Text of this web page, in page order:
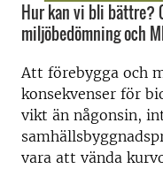
Hur kan vi bli bättre?
miljöbedömning och
Att förebygga och
konsekvenser för
vikt än någonsin,
vara att vända